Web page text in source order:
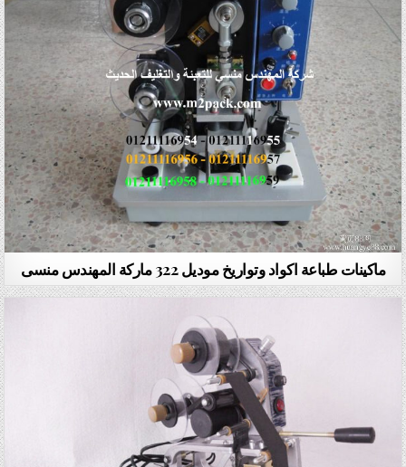
ماكينات طباعة اكواد وتواريخ موديل 322 ماركة المهندس منسى